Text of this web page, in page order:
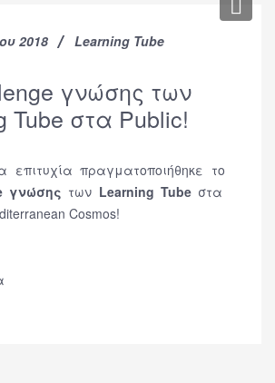
2018 Learning Tube
γνώσης των
Tube στα Public!
επιτυχία πραγματοποιήθηκε το
γνώσης των Learning Tubeστα
Cosmos!